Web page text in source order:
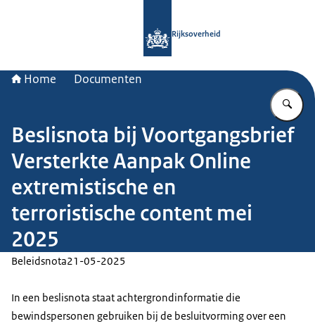
Rijksoverheid
Home Documenten
Beslisnota bij Voortgangsbrief
Versterkte Aanpak Online
extremistische en
terroristische content mei
2025
Beleidsnota21-05-2025
In een beslisnota staat achtergrondinformatie die
bewindspersonen gebruiken bij de besluitvorming over een